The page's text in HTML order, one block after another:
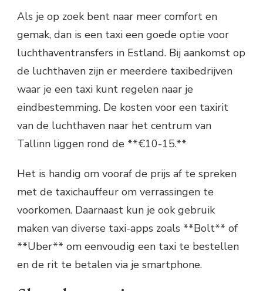
Als je op zoek bent naar meer comfort en
gemak, dan is een taxi een goede optie voor
luchthaventransfers in Estland. Bij aankomst op
de luchthaven zijn er meerdere taxibedrijven
waar je een taxi kunt regelen naar je
eindbestemming. De kosten voor een taxirit
van de luchthaven naar het centrum van
Tallinn liggen rond de **€10-15.**
Het is handig om vooraf de prijs af te spreken
met de taxichauffeur om verrassingen te
voorkomen. Daarnaast kun je ook gebruik
maken van diverse taxi-apps zoals **Bolt** of
**Uber** om eenvoudig een taxi te bestellen
en de rit te betalen via je smartphone.